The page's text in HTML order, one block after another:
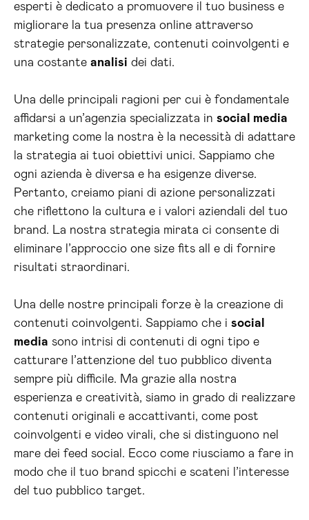
esperti è dedicato a promuovere il tuo business e
migliorare la tua presenza online attraverso
strategie personalizzate, contenuti coinvolgenti e
una costante analisi dei dati.
Una delle principali ragioni per cui è fondamentale
affidarsi a un’agenzia specializzata in social media
marketing come la nostra è la necessità di adattare
la strategia ai tuoi obiettivi unici. Sappiamo che
ogni azienda è diversa e ha esigenze diverse.
Pertanto, creiamo piani di azione personalizzati
che riflettono la cultura e i valori aziendali del tuo
brand. La nostra strategia mirata ci consente di
eliminare l’approccio one size fits all e di fornire
risultati straordinari.
Una delle nostre principali forze è la creazione di
contenuti coinvolgenti. Sappiamo che i social
media sono intrisi di contenuti di ogni tipo e
catturare l’attenzione del tuo pubblico diventa
sempre più difficile. Ma grazie alla nostra
esperienza e creatività, siamo in grado di realizzare
contenuti originali e accattivanti, come post
coinvolgenti e video virali, che si distinguono nel
mare dei feed social. Ecco come riusciamo a fare in
modo che il tuo brand spicchi e scateni l’interesse
del tuo pubblico target.